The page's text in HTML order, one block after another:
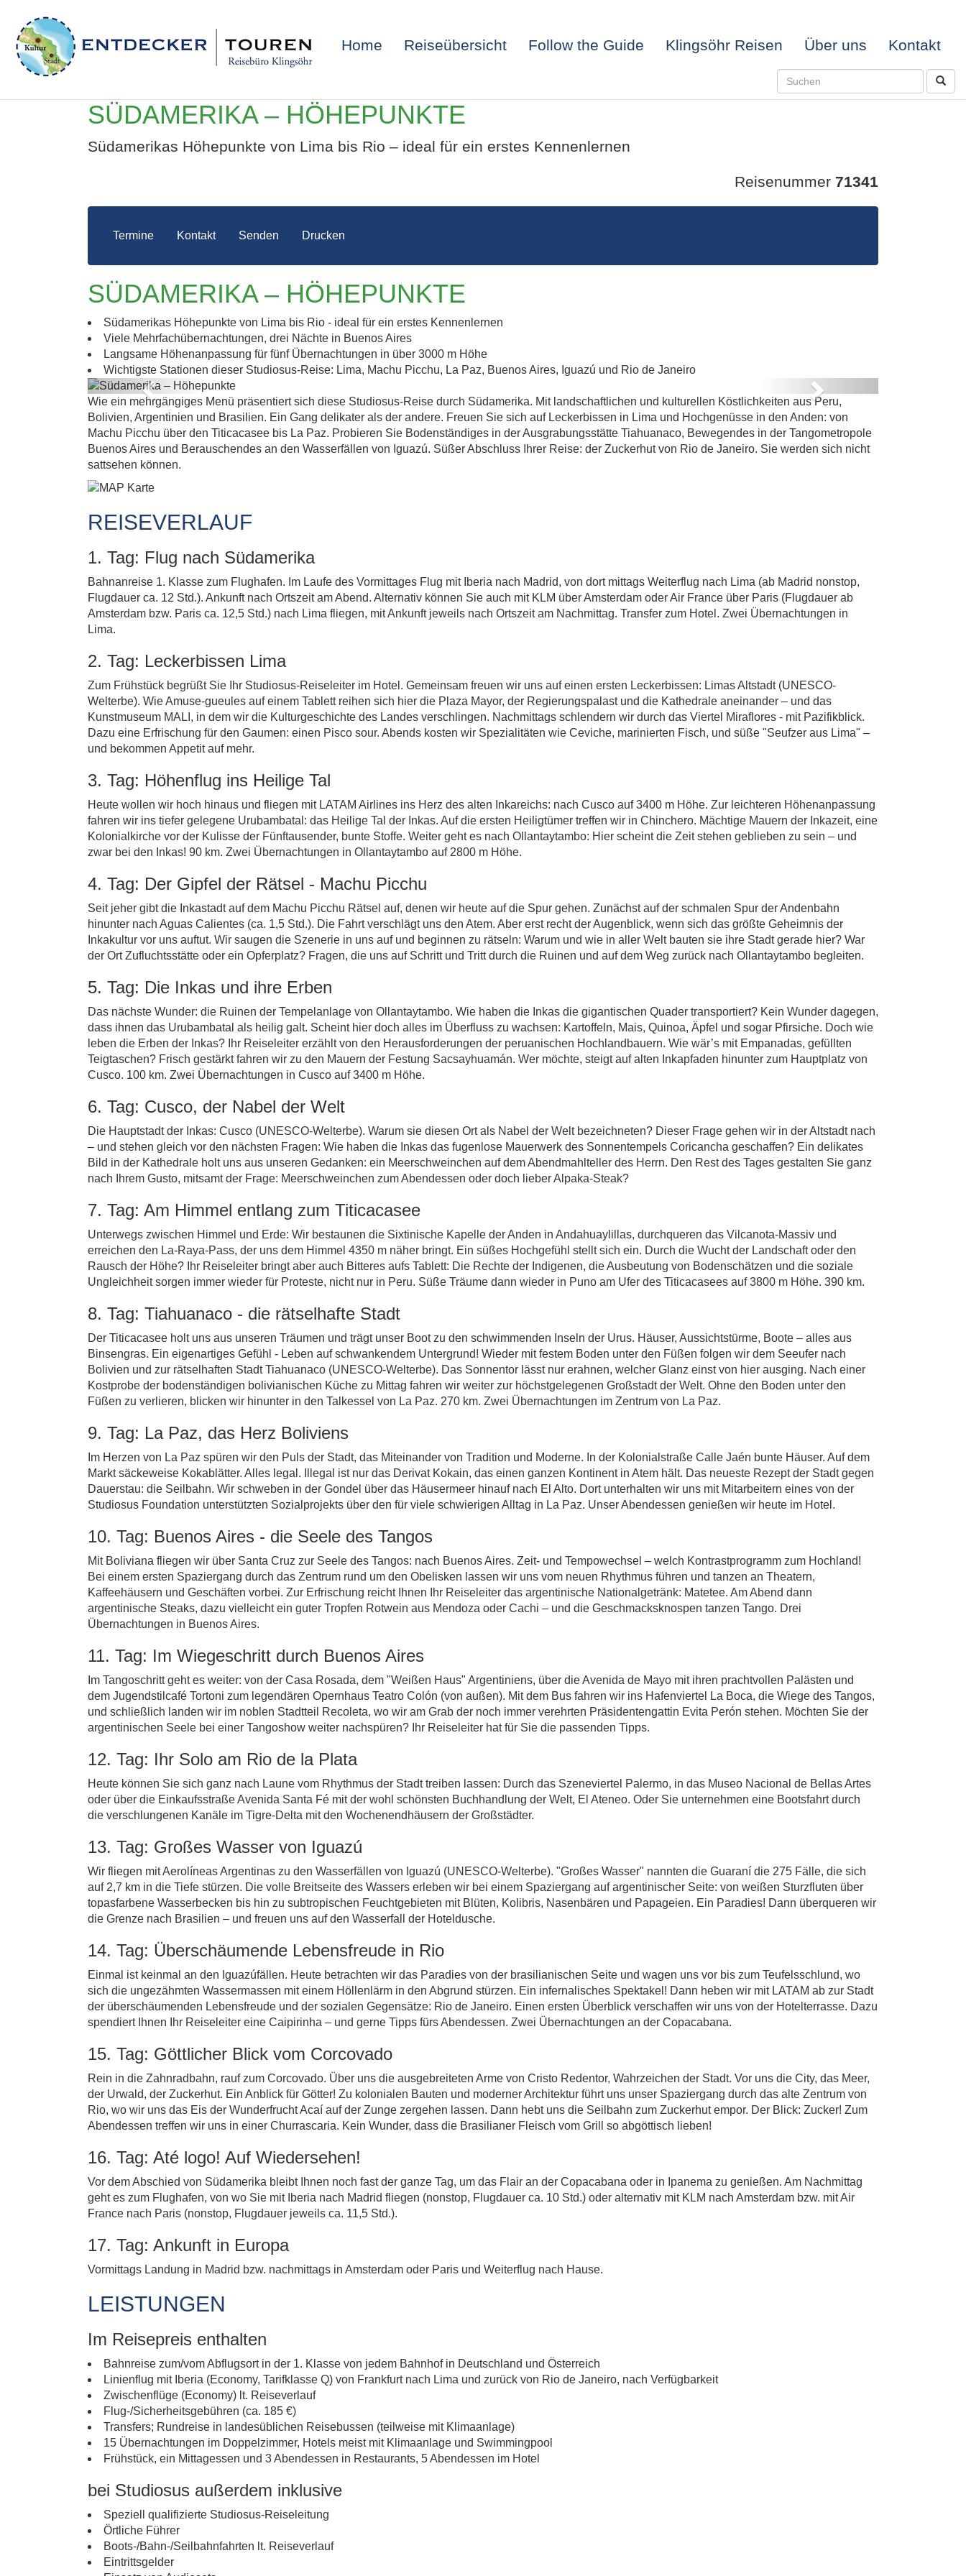
Home Reiseübersicht Follow the Guide Klingsöhr Reisen Über uns Kontakt
SÜDAMERIKA –
HÖHEPUNKTE
SÜDAMERIKA – HÖHEPUNKTE
Südamerikas Höhepunkte von Lima bis Rio – ideal für ein erstes Kennenlernen
Reisenummer 71341
Termine Kontakt Senden Drucken
SÜDAMERIKA – HÖHEPUNKTE
Südamerikas Höhepunkte von Lima bis Rio - ideal für ein erstes Kennenlernen
Viele Mehrfachübernachtungen, drei Nächte in Buenos Aires
Langsame Höhenanpassung für fünf Übernachtungen in über 3000 m Höhe
Wichtigste Stationen dieser Studiosus-Reise: Lima, Machu Picchu, La Paz, Buenos Aires, Iguazú und Rio de Janeiro
Südamerika – Höhepunkte
Previous Next
Wie ein mehrgängiges Menü präsentiert sich diese Studiosus-Reise durch Südamerika. Mit landschaftlichen und kulturellen Köstlichkeiten aus Peru,
Bolivien, Argentinien und Brasilien. Ein Gang delikater als der andere. Freuen Sie sich auf Leckerbissen in Lima und Hochgenüsse in den Anden: von
Machu Picchu über den Titicacasee bis La Paz. Probieren Sie Bodenständiges in der Ausgrabungsstätte Tiahuanaco, Bewegendes in der Tangometropole
Buenos Aires und Berauschendes an den Wasserfällen von Iguazú. Süßer Abschluss Ihrer Reise: der Zuckerhut von Rio de Janeiro. Sie werden sich nicht
sattsehen können.
REISEVERLAUF
1. Tag: Flug nach Südamerika
Bahnanreise 1. Klasse zum Flughafen. Im Laufe des Vormittages Flug mit Iberia nach Madrid, von dort mittags Weiterflug nach Lima (ab Madrid nonstop,
Flugdauer ca. 12 Std.). Ankunft nach Ortszeit am Abend. Alternativ können Sie auch mit KLM über Amsterdam oder Air France über Paris (Flugdauer ab
Amsterdam bzw. Paris ca. 12,5 Std.) nach Lima fliegen, mit Ankunft jeweils nach Ortszeit am Nachmittag. Transfer zum Hotel. Zwei Übernachtungen in
Lima.
2. Tag: Leckerbissen Lima
Zum Frühstück begrüßt Sie Ihr Studiosus-Reiseleiter im Hotel. Gemeinsam freuen wir uns auf einen ersten Leckerbissen: Limas Altstadt (UNESCO-
Welterbe). Wie Amuse-gueules auf einem Tablett reihen sich hier die Plaza Mayor, der Regierungspalast und die Kathedrale aneinander – und das
Kunstmuseum MALI, in dem wir die Kulturgeschichte des Landes verschlingen. Nachmittags schlendern wir durch das Viertel Miraflores - mit Pazifikblick.
Dazu eine Erfrischung für den Gaumen: einen Pisco sour. Abends kosten wir Spezialitäten wie Ceviche, marinierten Fisch, und süße "Seufzer aus Lima" –
und bekommen Appetit auf mehr.
3. Tag: Höhenflug ins Heilige Tal
Heute wollen wir hoch hinaus und fliegen mit LATAM Airlines ins Herz des alten Inkareichs: nach Cusco auf 3400 m Höhe. Zur leichteren Höhenanpassung
fahren wir ins tiefer gelegene Urubambatal: das Heilige Tal der Inkas. Auf die ersten Heiligtümer treffen wir in Chinchero. Mächtige Mauern der Inkazeit, eine
Kolonialkirche vor der Kulisse der Fünftausender, bunte Stoffe. Weiter geht es nach Ollantaytambo: Hier scheint die Zeit stehen geblieben zu sein – und
zwar bei den Inkas! 90 km. Zwei Übernachtungen in Ollantaytambo auf 2800 m Höhe.
4. Tag: Der Gipfel der Rätsel - Machu Picchu
Seit jeher gibt die Inkastadt auf dem Machu Picchu Rätsel auf, denen wir heute auf die Spur gehen. Zunächst auf der schmalen Spur der Andenbahn
hinunter nach Aguas Calientes (ca. 1,5 Std.). Die Fahrt verschlägt uns den Atem. Aber erst recht der Augenblick, wenn sich das größte Geheimnis der
Inkakultur vor uns auftut. Wir saugen die Szenerie in uns auf und beginnen zu rätseln: Warum und wie in aller Welt bauten sie ihre Stadt gerade hier? War
der Ort Zufluchtsstätte oder ein Opferplatz? Fragen, die uns auf Schritt und Tritt durch die Ruinen und auf dem Weg zurück nach Ollantaytambo begleiten.
5. Tag: Die Inkas und ihre Erben
Das nächste Wunder: die Ruinen der Tempelanlage von Ollantaytambo. Wie haben die Inkas die gigantischen Quader transportiert? Kein Wunder dagegen,
dass ihnen das Urubambatal als heilig galt. Scheint hier doch alles im Überfluss zu wachsen: Kartoffeln, Mais, Quinoa, Äpfel und sogar Pfirsiche. Doch wie
leben die Erben der Inkas? Ihr Reiseleiter erzählt von den Herausforderungen der peruanischen Hochlandbauern. Wie wär’s mit Empanadas, gefüllten
Teigtaschen? Frisch gestärkt fahren wir zu den Mauern der Festung Sacsayhuamán. Wer möchte, steigt auf alten Inkapfaden hinunter zum Hauptplatz von
Cusco. 100 km. Zwei Übernachtungen in Cusco auf 3400 m Höhe.
6. Tag: Cusco, der Nabel der Welt
Die Hauptstadt der Inkas: Cusco (UNESCO-Welterbe). Warum sie diesen Ort als Nabel der Welt bezeichneten? Dieser Frage gehen wir in der Altstadt nach
– und stehen gleich vor den nächsten Fragen: Wie haben die Inkas das fugenlose Mauerwerk des Sonnentempels Coricancha geschaffen? Ein delikates
Bild in der Kathedrale holt uns aus unseren Gedanken: ein Meerschweinchen auf dem Abendmahlteller des Herrn. Den Rest des Tages gestalten Sie ganz
nach Ihrem Gusto, mitsamt der Frage: Meerschweinchen zum Abendessen oder doch lieber Alpaka-Steak?
7. Tag: Am Himmel entlang zum Titicacasee
Unterwegs zwischen Himmel und Erde: Wir bestaunen die Sixtinische Kapelle der Anden in Andahuaylillas, durchqueren das Vilcanota-Massiv und
erreichen den La-Raya-Pass, der uns dem Himmel 4350 m näher bringt. Ein süßes Hochgefühl stellt sich ein. Durch die Wucht der Landschaft oder den
Rausch der Höhe? Ihr Reiseleiter bringt aber auch Bitteres aufs Tablett: Die Rechte der Indigenen, die Ausbeutung von Bodenschätzen und die soziale
Ungleichheit sorgen immer wieder für Proteste, nicht nur in Peru. Süße Träume dann wieder in Puno am Ufer des Titicacasees auf 3800 m Höhe. 390 km.
8. Tag: Tiahuanaco - die rätselhafte Stadt
Der Titicacasee holt uns aus unseren Träumen und trägt unser Boot zu den schwimmenden Inseln der Urus. Häuser, Aussichtstürme, Boote – alles aus
Binsengras. Ein eigenartiges Gefühl - Leben auf schwankendem Untergrund! Wieder mit festem Boden unter den Füßen folgen wir dem Seeufer nach
Bolivien und zur rätselhaften Stadt Tiahuanaco (UNESCO-Welterbe). Das Sonnentor lässt nur erahnen, welcher Glanz einst von hier ausging. Nach einer
Kostprobe der bodenständigen bolivianischen Küche zu Mittag fahren wir weiter zur höchstgelegenen Großstadt der Welt. Ohne den Boden unter den
Füßen zu verlieren, blicken wir hinunter in den Talkessel von La Paz. 270 km. Zwei Übernachtungen im Zentrum von La Paz.
9. Tag: La Paz, das Herz Boliviens
Im Herzen von La Paz spüren wir den Puls der Stadt, das Miteinander von Tradition und Moderne. In der Kolonialstraße Calle Jaén bunte Häuser. Auf dem
Markt säckeweise Kokablätter. Alles legal. Illegal ist nur das Derivat Kokain, das einen ganzen Kontinent in Atem hält. Das neueste Rezept der Stadt gegen
Dauerstau: die Seilbahn. Wir schweben in der Gondel über das Häusermeer hinauf nach El Alto. Dort unterhalten wir uns mit Mitarbeitern eines von der
Studiosus Foundation unterstützten Sozialprojekts über den für viele schwierigen Alltag in La Paz. Unser Abendessen genießen wir heute im Hotel.
10. Tag: Buenos Aires - die Seele des Tangos
Mit Boliviana fliegen wir über Santa Cruz zur Seele des Tangos: nach Buenos Aires. Zeit- und Tempowechsel – welch Kontrastprogramm zum Hochland!
Bei einem ersten Spaziergang durch das Zentrum rund um den Obelisken lassen wir uns vom neuen Rhythmus führen und tanzen an Theatern,
Kaffeehäusern und Geschäften vorbei. Zur Erfrischung reicht Ihnen Ihr Reiseleiter das argentinische Nationalgetränk: Matetee. Am Abend dann
argentinische Steaks, dazu vielleicht ein guter Tropfen Rotwein aus Mendoza oder Cachi – und die Geschmacksknospen tanzen Tango. Drei
Übernachtungen in Buenos Aires.
11. Tag: Im Wiegeschritt durch Buenos Aires
Im Tangoschritt geht es weiter: von der Casa Rosada, dem "Weißen Haus" Argentiniens, über die Avenida de Mayo mit ihren prachtvollen Palästen und
dem Jugendstilcafé Tortoni zum legendären Opernhaus Teatro Colón (von außen). Mit dem Bus fahren wir ins Hafenviertel La Boca, die Wiege des Tangos,
und schließlich landen wir im noblen Stadtteil Recoleta, wo wir am Grab der noch immer verehrten Präsidentengattin Evita Perón stehen. Möchten Sie der
argentinischen Seele bei einer Tangoshow weiter nachspüren? Ihr Reiseleiter hat für Sie die passenden Tipps.
12. Tag: Ihr Solo am Rio de la Plata
Heute können Sie sich ganz nach Laune vom Rhythmus der Stadt treiben lassen: Durch das Szeneviertel Palermo, in das Museo Nacional de Bellas Artes
oder über die Einkaufsstraße Avenida Santa Fé mit der wohl schönsten Buchhandlung der Welt, El Ateneo. Oder Sie unternehmen eine Bootsfahrt durch
die verschlungenen Kanäle im Tigre-Delta mit den Wochenendhäusern der Großstädter.
13. Tag: Großes Wasser von Iguazú
Wir fliegen mit Aerolíneas Argentinas zu den Wasserfällen von Iguazú (UNESCO-Welterbe). "Großes Wasser" nannten die Guaraní die 275 Fälle, die sich
auf 2,7 km in die Tiefe stürzen. Die volle Breitseite des Wassers erleben wir bei einem Spaziergang auf argentinischer Seite: von weißen Sturzfluten über
topasfarbene Wasserbecken bis hin zu subtropischen Feuchtgebieten mit Blüten, Kolibris, Nasenbären und Papageien. Ein Paradies! Dann überqueren wir
die Grenze nach Brasilien – und freuen uns auf den Wasserfall der Hoteldusche.
14. Tag: Überschäumende Lebensfreude in Rio
Einmal ist keinmal an den Iguazúfällen. Heute betrachten wir das Paradies von der brasilianischen Seite und wagen uns vor bis zum Teufelsschlund, wo
sich die ungezähmten Wassermassen mit einem Höllenlärm in den Abgrund stürzen. Ein infernalisches Spektakel! Dann heben wir mit LATAM ab zur Stadt
der überschäumenden Lebensfreude und der sozialen Gegensätze: Rio de Janeiro. Einen ersten Überblick verschaffen wir uns von der Hotelterrasse. Dazu
spendiert Ihnen Ihr Reiseleiter eine Caipirinha – und gerne Tipps fürs Abendessen. Zwei Übernachtungen an der Copacabana.
15. Tag: Göttlicher Blick vom Corcovado
Rein in die Zahnradbahn, rauf zum Corcovado. Über uns die ausgebreiteten Arme von Cristo Redentor, Wahrzeichen der Stadt. Vor uns die City, das Meer,
der Urwald, der Zuckerhut. Ein Anblick für Götter! Zu kolonialen Bauten und moderner Architektur führt uns unser Spaziergang durch das alte Zentrum von
Rio, wo wir uns das Eis der Wunderfrucht Acaí auf der Zunge zergehen lassen. Dann hebt uns die Seilbahn zum Zuckerhut empor. Der Blick: Zucker! Zum
Abendessen treffen wir uns in einer Churrascaria. Kein Wunder, dass die Brasilianer Fleisch vom Grill so abgöttisch lieben!
16. Tag: Até logo! Auf Wiedersehen!
Vor dem Abschied von Südamerika bleibt Ihnen noch fast der ganze Tag, um das Flair an der Copacabana oder in Ipanema zu genießen. Am Nachmittag
geht es zum Flughafen, von wo Sie mit Iberia nach Madrid fliegen (nonstop, Flugdauer ca. 10 Std.) oder alternativ mit KLM nach Amsterdam bzw. mit Air
France nach Paris (nonstop, Flugdauer jeweils ca. 11,5 Std.).
17. Tag: Ankunft in Europa
Vormittags Landung in Madrid bzw. nachmittags in Amsterdam oder Paris und Weiterflug nach Hause.
LEISTUNGEN
Im Reisepreis enthalten
Bahnreise zum/vom Abflugsort in der 1. Klasse von jedem Bahnhof in Deutschland und Österreich
Linienflug mit Iberia (Economy, Tarifklasse Q) von Frankfurt nach Lima und zurück von Rio de Janeiro, nach Verfügbarkeit
Zwischenflüge (Economy) lt. Reiseverlauf
Flug-/Sicherheitsgebühren (ca. 185 €)
Transfers; Rundreise in landesüblichen Reisebussen (teilweise mit Klimaanlage)
15 Übernachtungen im Doppelzimmer, Hotels meist mit Klimaanlage und Swimmingpool
Frühstück, ein Mittagessen und 3 Abendessen in Restaurants, 5 Abendessen im Hotel
bei Studiosus außerdem inklusive
Speziell qualifizierte Studiosus-Reiseleitung
Örtliche Führer
Boots-/Bahn-/Seilbahnfahrten lt. Reiseverlauf
Eintrittsgelder